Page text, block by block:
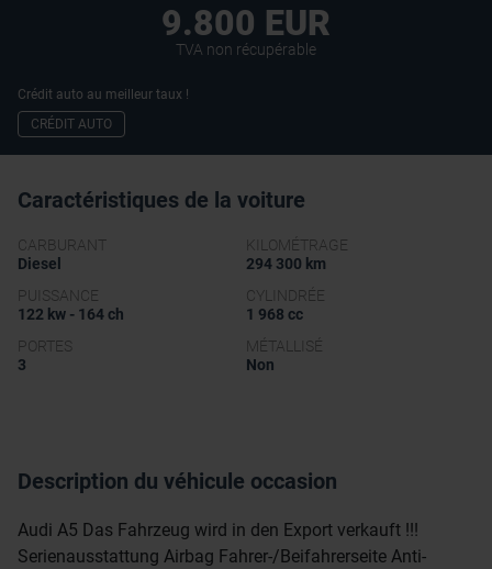
9.800 EUR
TVA non récupérable
Crédit auto au meilleur taux !
CRÉDIT AUTO
Caractéristiques de la voiture
CARBURANT
Diesel
KILOMÉTRAGE
294 300 km
PUISSANCE
122 kw - 164 ch
CYLINDRÉE
1 968 cc
PORTES
3
MÉTALLISÉ
Non
Description du véhicule occasion
Audi A5 Das Fahrzeug wird in den Export verkauft !!!
Serienausstattung Airbag Fahrer-/Beifahrerseite Anti-